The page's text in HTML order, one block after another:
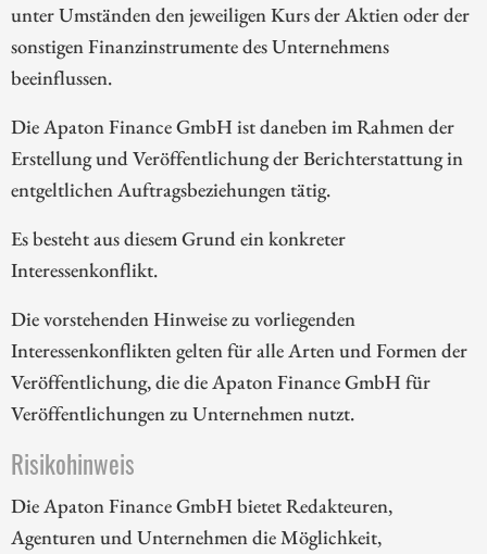
unter Umständen den jeweiligen Kurs der Aktien oder der
sonstigen Finanzinstrumente des Unternehmens
beeinflussen.
Die Apaton Finance GmbH ist daneben im Rahmen der
Erstellung und Veröffentlichung der Berichterstattung in
entgeltlichen Auftragsbeziehungen tätig.
Es besteht aus diesem Grund ein konkreter
Interessenkonflikt.
Die vorstehenden Hinweise zu vorliegenden
Interessenkonflikten gelten für alle Arten und Formen der
Veröffentlichung, die die Apaton Finance GmbH für
Veröffentlichungen zu Unternehmen nutzt.
Risikohinweis
Die Apaton Finance GmbH bietet Redakteuren,
Agenturen und Unternehmen die Möglichkeit,